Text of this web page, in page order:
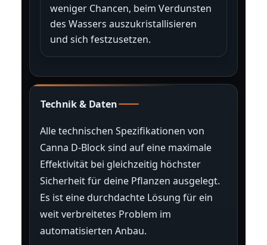
weniger Chancen, beim Verdunsten
des Wassers auszukristallisieren
und sich festzusetzen.
Technik & Daten
Alle technischen Spezifikationen von
Canna D-Block sind auf eine maximale
Effektivität bei gleichzeitig höchster
Sicherheit für deine Pflanzen ausgelegt.
Es ist eine durchdachte Lösung für ein
weit verbreitetes Problem im
automatisierten Anbau.